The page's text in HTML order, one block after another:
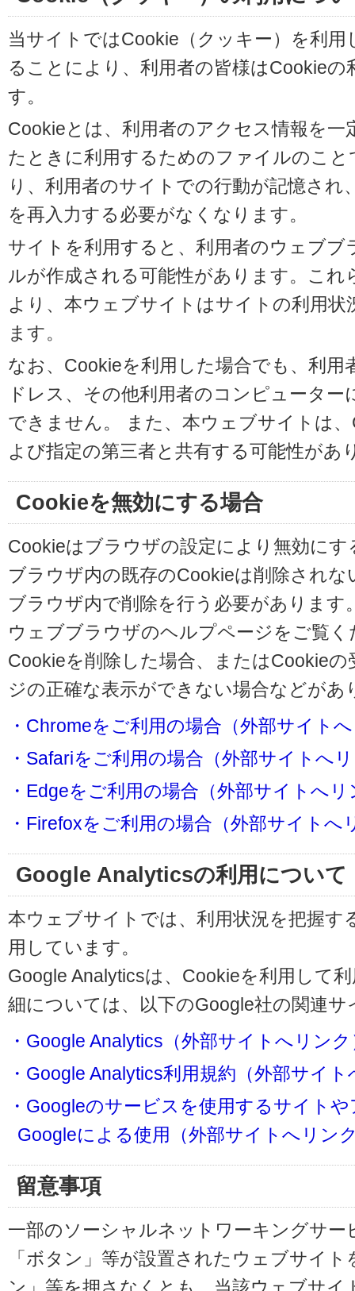
当サイトではCookie（クッキー）を利
ることにより、利用者の皆様はCookie
す。
Cookieとは、利用者のアクセス情報を
たときに利用するためのファイルのこ
り、利用者のサイトでの行動が記憶さ
を再入力する必要がなくなります。
サイトを利用すると、利用者のウェブ
ルが作成される可能性があります。こ
より、本ウェブサイトはサイトの利用
ます。
なお、Cookieを利用した場合でも、利用
ドレス、その他利用者のコンピュータ
できません。 また、本ウェブサイトは
よび指定の第三者と共有する可能性があ
Cookieを無効にする場合
Cookieはブラウザの設定により無効に
ブラウザ内の既存のCookieは削除され
ブラウザ内で削除を行う必要があります
ウェブブラウザのヘルプページをご覧く
Cookieを削除した場合、またはCookie
ジの正確な表示ができない場合などが
・Chromeをご利用の場合（外部サイト
・Safariをご利用の場合（外部サイトへ
・Edgeをご利用の場合（外部サイトへリ
・Firefoxをご利用の場合（外部サイトへ
Google Analyticsの利用について
本ウェブサイトでは、利用状況を把握す
用しています。
Google Analyticsは、Cookieを利用して
細については、以下のGoogle社の関連
・Google Analytics（外部サイトへリンク
・Google Analytics利用規約（外部サイ
・Googleのサービスを使用するサイト
Googleによる使用（外部サイトへリン
留意事項
一部のソーシャルネットワーキングサー
「ボタン」等が設置されたウェブサイ